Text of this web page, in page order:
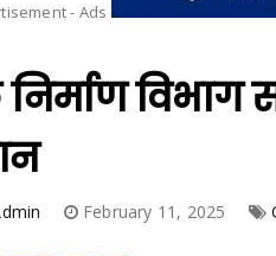
- Ads
विभाग
February 11, 2025